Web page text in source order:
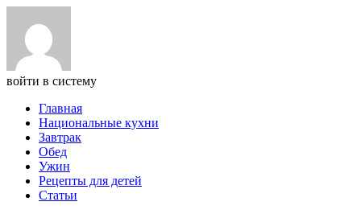
войти в систему
Главная
Национальные кухни
Завтрак
Обед
Ужин
Рецепты для детей
Статьи